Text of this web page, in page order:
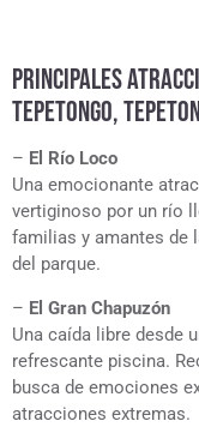
PRINCIPALES
TEPETONGO,
– El Río Loco
Una emocionante
vertiginoso por un río
familias y amantes de
del parque.
– El Gran Chapuzón
Una caída libre desde
refrescante piscina.
busca de emociones
atracciones extremas.